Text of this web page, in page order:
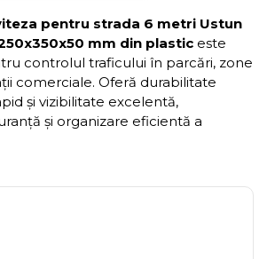
pentru strada 6 metri Ustun
mm din plastic este
controlul traficului în parcări, zone
comerciale. Oferă durabilitate
și vizibilitate excelentă,
și organizare eficientă a